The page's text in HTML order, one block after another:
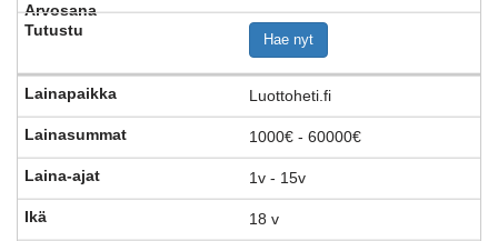
Hae nyt
Luottoheti.fi
1000€ - 60000€
1v - 15v
18 v